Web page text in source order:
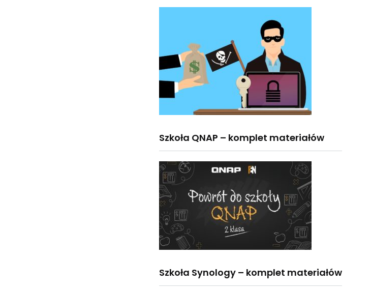
Szkoła QNAP – komplet materiałów
Szkoła Synology – komplet materiałów